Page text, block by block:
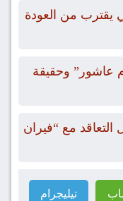
يقترب من العودة
عاشور” وحقيقة
مع “فيران
تيليجرام